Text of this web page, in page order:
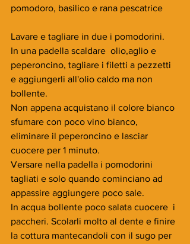
pomodoro, basilico e rana pescatrice
Lavare e tagliare in due i pomodorini.
In una padella scaldare  olio,aglio e
peperoncino, tagliare i filetti a pezzetti
e aggiungerli all'olio caldo ma non
bollente.
Non appena acquistano il colore bianco
sfumare con poco vino bianco,
eliminare il peperoncino e lasciar
cuocere per 1 minuto.
Versare nella padella i pomodorini
tagliati e solo quando cominciano ad
appassire aggiungere poco sale.
In acqua bollente poco salata cuocere  i
paccheri. Scolarli molto al dente e finire
la cottura mantecandoli con il sugo per